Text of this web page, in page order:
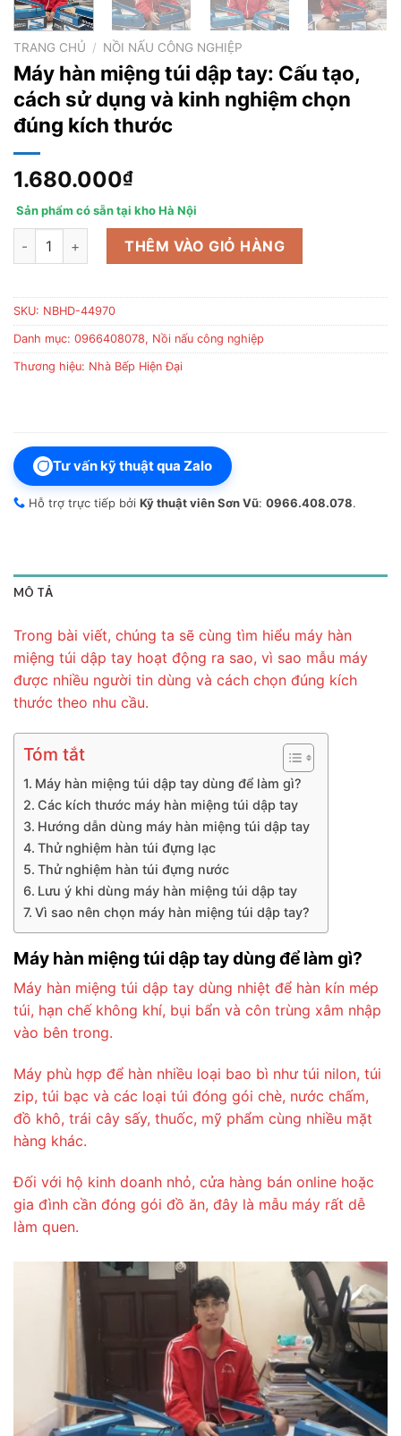
TRANG CHỦ / NỒI NẤU CÔNG NGHIỆP
Máy hàn miệng túi dập tay: Cấu tạo,
cách sử dụng và kinh nghiệm chọn
đúng kích thước
1.680.000₫
Sản phẩm có sẵn tại kho Hà Nội
Máy hàn miệng túi dập tay: Cấu tạo, cách sử dụng và kinh
THÊM VÀO GIỎ HÀNG
SKU: NBHD-44970
Danh mục: 0966408078, Nồi nấu công nghiệp
Thương hiệu: Nhà Bếp Hiện Đại
Tư vấn kỹ thuật qua Zalo
Hỗ trợ trực tiếp bởi Kỹ thuật viên Sơn Vũ: 0966.408.078.
MÔ TẢ
Trong bài viết, chúng ta sẽ cùng tìm hiểu máy hàn
miệng túi dập tay hoạt động ra sao, vì sao mẫu máy
được nhiều người tin dùng và cách chọn đúng kích
thước theo nhu cầu.
Tóm tắt
Máy hàn miệng túi dập tay dùng để làm gì?
Các kích thước máy hàn miệng túi dập tay
Hướng dẫn dùng máy hàn miệng túi dập tay
Thử nghiệm hàn túi đựng lạc
Thử nghiệm hàn túi đựng nước
Lưu ý khi dùng máy hàn miệng túi dập tay
Vì sao nên chọn máy hàn miệng túi dập tay?
Máy hàn miệng túi dập tay dùng để làm gì?
Máy hàn miệng túi dập tay dùng nhiệt để hàn kín mép
túi, hạn chế không khí, bụi bẩn và côn trùng xâm nhập
vào bên trong.
Máy phù hợp để hàn nhiều loại bao bì như túi nilon, túi
zip, túi bạc và các loại túi đóng gói chè, nước chấm,
đồ khô, trái cây sấy, thuốc, mỹ phẩm cùng nhiều mặt
hàng khác.
Đối với hộ kinh doanh nhỏ, cửa hàng bán online hoặc
gia đình cần đóng gói đồ ăn, đây là mẫu máy rất dễ
làm quen.